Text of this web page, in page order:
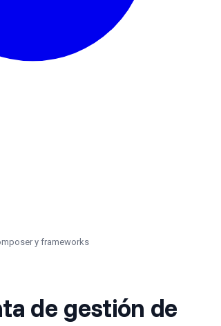
y frameworks
de gestión de